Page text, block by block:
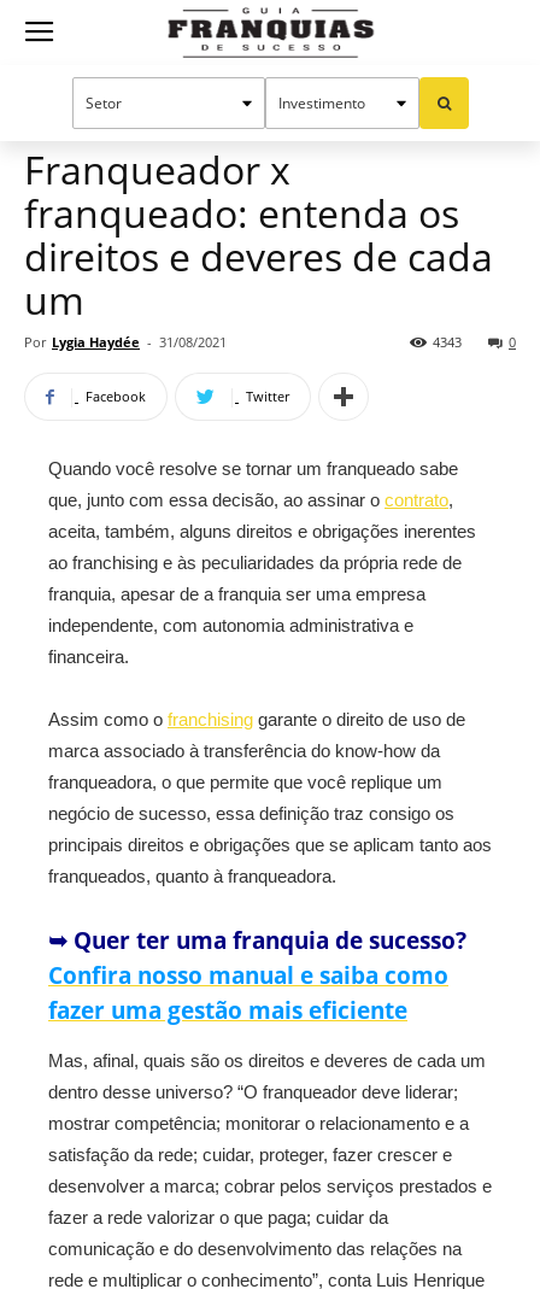
Guia
Sucesso
Dicas para franqueados
Franqueador x
franqueado: entenda os
direitos e deveres de cada
um
Por Lygia Haydée - 31/08/2021 0
4343
Facebook Twitter
Quando você resolve se tornar um franqueado sabe
que, junto com essa decisão, ao assinar o contrato,
aceita, também, alguns direitos e obrigações inerentes
ao franchising e às peculiaridades da própria rede de
franquia, apesar de a franquia ser uma empresa
independente, com autonomia administrativa e
financeira.
Assim como o franchising garante o direito de uso de
marca associado à transferência do know-how da
franqueadora, o que permite que você replique um
negócio de sucesso, essa definição traz consigo os
principais direitos e obrigações que se aplicam tanto aos
franqueados, quanto à franqueadora.
➥ Quer ter uma franquia de sucesso?
Confira nosso manual e saiba como
fazer uma gestão mais eficiente
Mas, afinal, quais são os direitos e deveres de cada um
dentro desse universo? “O franqueador deve liderar;
mostrar competência; monitorar o relacionamento e a
satisfação da rede; cuidar, proteger, fazer crescer e
desenvolver a marca; cobrar pelos serviços prestados e
fazer a rede valorizar o que paga; cuidar da
comunicação e do desenvolvimento das relações na
rede e multiplicar o conhecimento”, conta Luis Henrique